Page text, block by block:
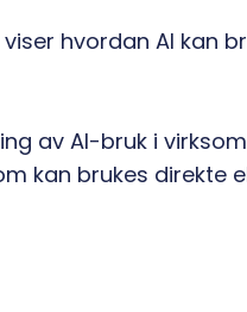
hvordan AI kan
av AI-bruk i
kan brukes direkte